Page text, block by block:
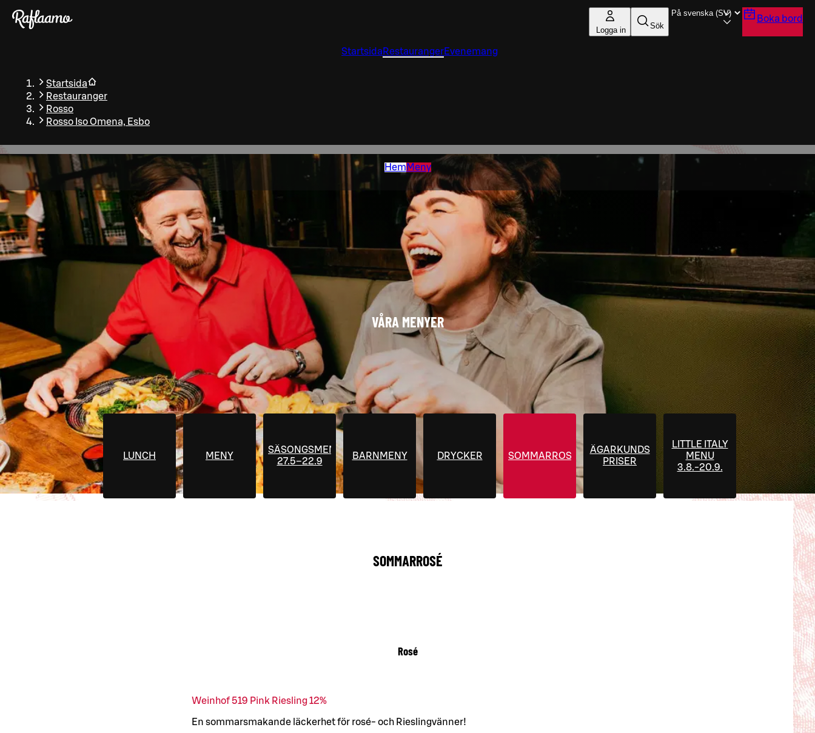
Gå till huvudinnehållet
Logga in Sök
Boka bord
Startsida RestaurangerEvenemang
Startsida
Restauranger
Rosso
Rosso Iso Omena, Esbo
Hem Meny
VÅRA MENYER
LUNCH MENY
SÄSONGSMENYER
27.5–22.9
BARNMENY DRYCKER SOMMARROSÉ
ÄGARKUNDS
PRISER
LITTLE ITALY
MENU
3.8.-20.9.
SOMMARROSÉ
Rosé
Weinhof 519 Pink Riesling 12%
En sommarsmakande läckerhet för rosé- och Rieslingvänner!